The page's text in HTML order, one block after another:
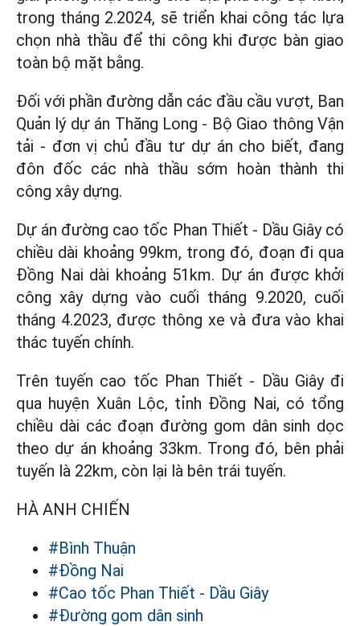
trong tháng 2.2024, sẽ triển khai công tác lựa
chọn nhà thầu để thi công khi được bàn giao
toàn bộ mặt bằng.
Đối với phần đường dẫn các đầu cầu vượt, Ban
Quản lý dự án Thăng Long - Bộ Giao thông Vận
tải - đơn vị chủ đầu tư dự án cho biết, đang
đôn đốc các nhà thầu sớm hoàn thành thi
công xây dựng.
Dự án đường cao tốc Phan Thiết - Dầu Giây có
chiều dài khoảng 99km, trong đó, đoạn đi qua
Đồng Nai dài khoảng 51km. Dự án được khởi
công xây dựng vào cuối tháng 9.2020, cuối
tháng 4.2023, được thông xe và đưa vào khai
thác tuyến chính.
Trên tuyến cao tốc Phan Thiết - Dầu Giây đi
qua huyện Xuân Lộc, tỉnh Đồng Nai, có tổng
chiều dài các đoạn đường gom dân sinh dọc
theo dự án khoảng 33km. Trong đó, bên phải
tuyến là 22km, còn lại là bên trái tuyến.
HÀ ANH CHIẾN
#Bình Thuận
#Đồng Nai
#Cao tốc Phan Thiết - Dầu Giây
#Đường gom dân sinh